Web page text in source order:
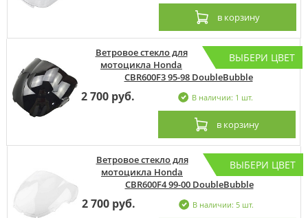
в корзину
ВЫБЕРИ ЦВЕТ
Ветровое стекло для
мотоцикла Honda
CBR600F3 95-98 DoubleBubble
2 700 руб. В наличии: 1 шт.
в корзину
ВЫБЕРИ ЦВЕТ
Ветровое стекло для
мотоцикла Honda
CBR600F4 99-00 DoubleBubble
2 700 руб. В наличии: 5 шт.